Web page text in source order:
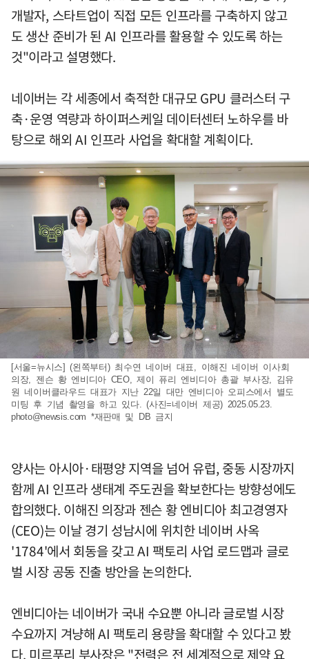
개발자, 스타트업이 직접 모든 인프라를 구축하지 않고
도 생산 준비가 된 AI 인프라를 활용할 수 있도록 하는
것"이라고 설명했다.
네이버는 각 세종에서 축적한 대규모 GPU 클러스터 구
축·운영 역량과 하이퍼스케일 데이터센터 노하우를 바
탕으로 해외 AI 인프라 사업을 확대할 계획이다.
[서울=뉴시스] (왼쪽부터) 최수연 네이버 대표, 이해진 네이버 이사회
의장, 젠슨 황 엔비디아 CEO, 제이 퓨리 엔비디아 총괄 부사장, 김유
원 네이버클라우드 대표가 지난 22일 대만 엔비디아 오피스에서 별도
미팅 후 기념 촬영을 하고 있다. (사진=네이버 제공) 2025.05.23.
photo@newsis.com *재판매 및 DB 금지
양사는 아시아·태평양 지역을 넘어 유럽, 중동 시장까지
함께 AI 인프라 생태계 주도권을 확보한다는 방향성에도
합의했다. 이해진 의장과 젠슨 황 엔비디아 최고경영자
(CEO)는 이날 경기 성남시에 위치한 네이버 사옥
'1784'에서 회동을 갖고 AI 팩토리 사업 로드맵과 글로
벌 시장 공동 진출 방안을 논의한다.
엔비디아는 네이버가 국내 수요뿐 아니라 글로벌 시장
수요까지 겨냥해 AI 팩토리 용량을 확대할 수 있다고 봤
다. 미르푸리 부사장은 "전력은 전 세계적으로 제약 요